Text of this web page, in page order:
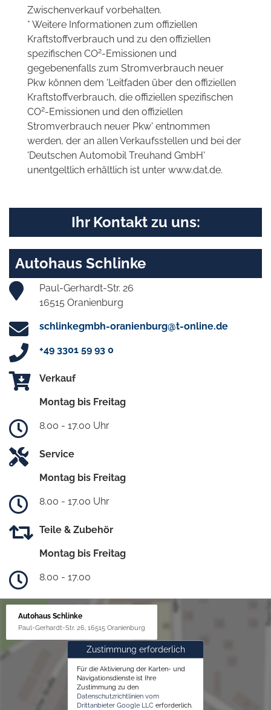
Zwischenverkauf vorbehalten.
* Weitere Informationen zum offiziellen
Kraftstoffverbrauch und zu den offiziellen
spezifischen CO2-Emissionen und
gegebenenfalls zum Stromverbrauch neuer
Pkw können dem 'Leitfaden über den offiziellen
Kraftstoffverbrauch, die offiziellen spezifischen
CO2-Emissionen und den offiziellen
Stromverbrauch neuer Pkw' entnommen
werden, der an allen Verkaufsstellen und bei der
'Deutschen Automobil Treuhand GmbH'
unentgeltlich erhältlich ist unter www.dat.de.
Ihr Kontakt zu uns:
Autohaus Schlinke
Paul-Gerhardt-Str. 26
16515 Oranienburg
schlinkegmbh-oranienburg@t-online.de
+49 3301 59 93 0
Verkauf
Montag bis Freitag
8.00 - 17.00 Uhr
Service
Montag bis Freitag
8.00 - 17.00 Uhr
Teile & Zubehör
Montag bis Freitag
8.00 - 17.00
Autohaus Schlinke
Paul-Gerhardt-Str. 26, 16515 Oranienburg
Zustimmung erforderlich
Für die Aktivierung der Karten- und
Navigationsdienste ist Ihre
Zustimmung zu den
Datenschutzrichtlinien vom
Drittanbieter Google LLC erforderlich.